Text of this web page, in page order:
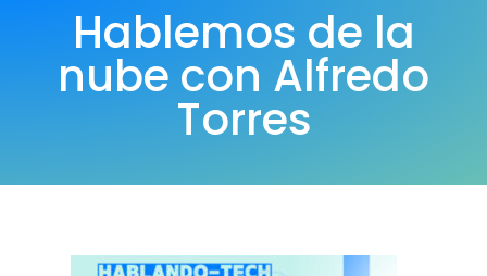
Hablemos de la
nube con Alfredo
Torres